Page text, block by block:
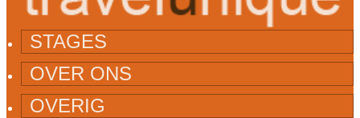
STAGES
OVER ONS
OVERIG